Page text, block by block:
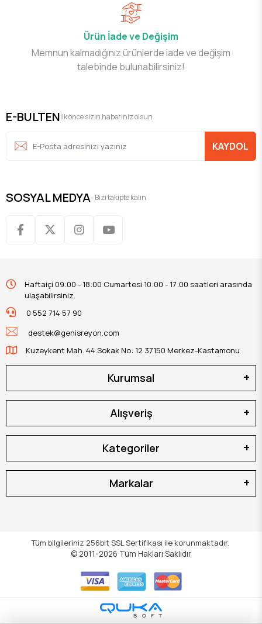
Ürün İade ve Değişim
Memnun kalmadığınız ürünlerde iade ve değişim
talebinde bulunabilirsiniz!
E-BULTENİlk önce sizin haberiniz olsun
KAYDOL
SOSYAL MEDYA- Bizi takipte kalın
Haftaiçi 09:00 - 18:00 Cumartesi 10:00 - 17:00 saatleri arasında
ulaşabilirsiniz.
0 552 714 57 90
destek@genisreyon.com
Kuzeykent Mah. 44.Sokak No: 12 37150 Merkez-Kastamonu
Kurumsal
Alışveriş
Kategoriler
Markalar
Tüm bilgileriniz 256bit SSL Sertifikası ile korunmaktadır.
© 2011-2026 Tüm Hakları Saklıdır